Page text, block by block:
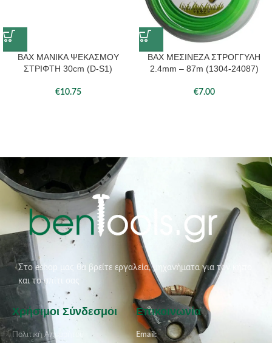
BAX ΜΑΝΙΚΑ ΨΕΚΑΣΜΟΥ
ΣΤΡΙΦΤΗ 30cm (D-S1)
€10.75
BAX ΜΕΣΙΝΕΖΑ ΣΤΡΟΓΓΥΛΗ
2.4mm – 87m (1304-24087)
€7.00
Στο eshop μας θα βρείτε εργαλεία, μηχανήματα για τον κήπο
και το σπίτι σας
Χρήσιμοι Σύνδεσμοι
Πολιτική Απορρήτου
Επικοινωνία
Email: